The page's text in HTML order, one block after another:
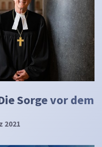
Sorge vor dem
2021